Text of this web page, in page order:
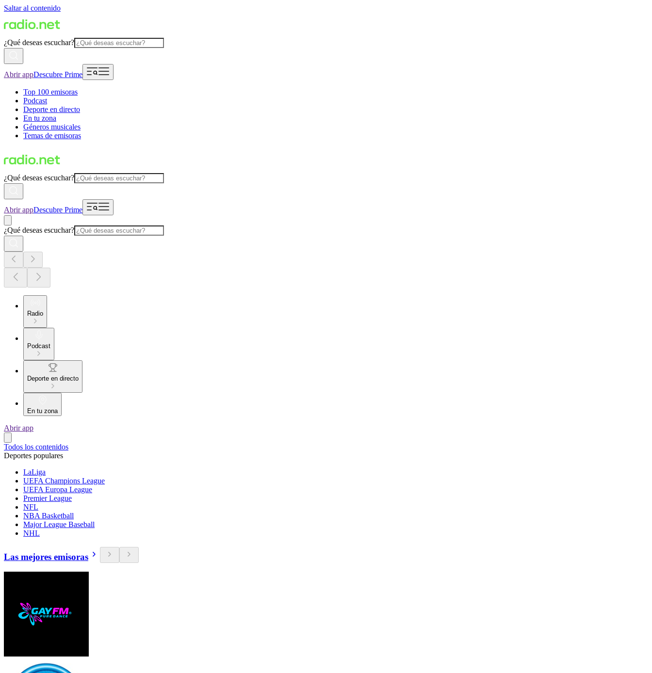
Saltar al contenido
¿Qué deseas escuchar?
Abrir appDescubre Prime
Top 100 emisoras
Podcast
Deporte en directo
En tu zona
Géneros musicales
Temas de emisoras
¿Qué deseas escuchar?
Abrir appDescubre Prime
¿Qué deseas escuchar?
Radio
Podcast
Deporte en directo
En tu zona
Abrir app
Todos los contenidos
Deportes populares
LaLiga
UEFA Champions League
UEFA Europa League
Premier League
NFL
NBA Basketball
Major League Baseball
NHL
Las mejores emisoras